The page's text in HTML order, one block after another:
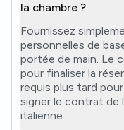
la chambre ?
Fournissez
personnelles de
portée de main. Le
pour finaliser la
requis plus tard
signer le contrat de
italienne.